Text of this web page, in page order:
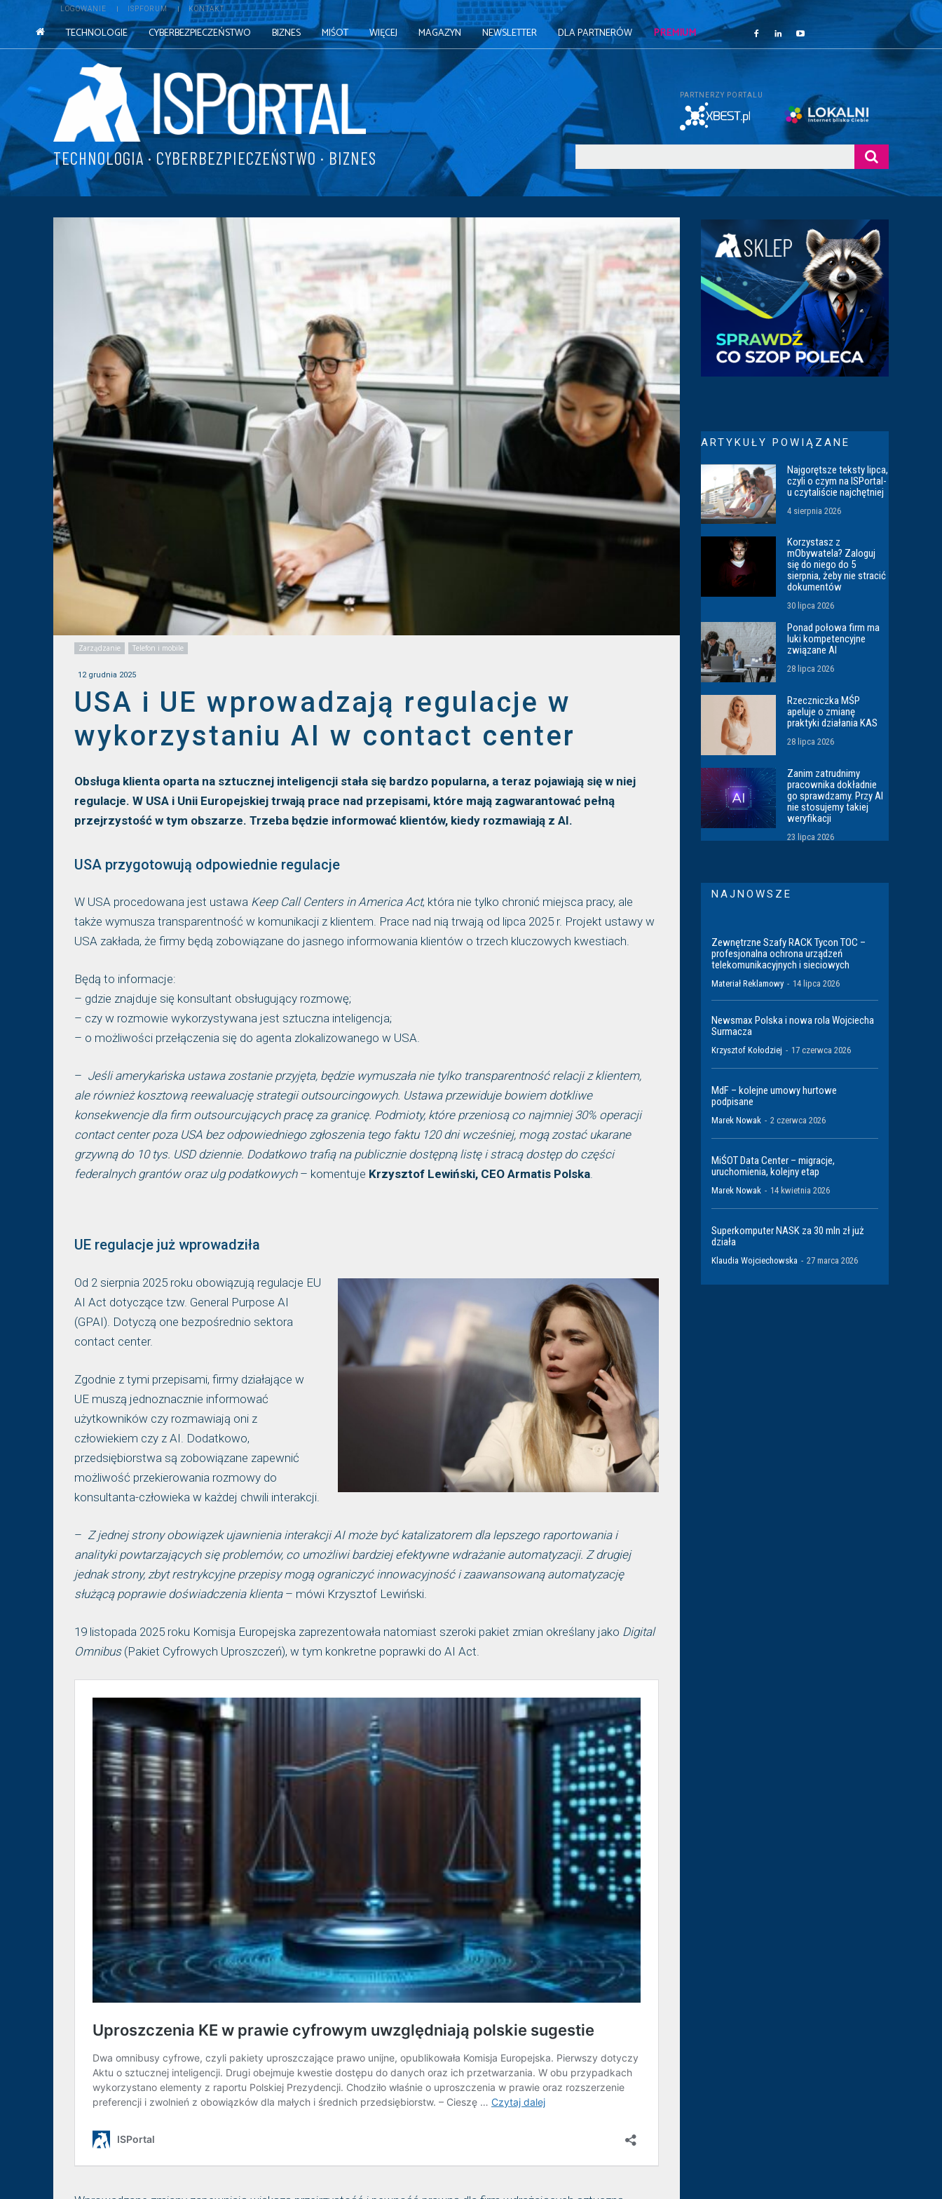
LOGOWANIE ISPFORUM KONTAKT
TECHNOLOGIE CYBERBEZPIECZEŃSTWO BIZNES MIŚOT WIĘCEJ MAGAZYN NEWSLETTER DLA PARTNERÓW PREMIUM
TECHNOLOGIA · CYBERBEZPIECZEŃSTWO · BIZNES
PARTNERZY PORTALU
Zarządzanie Telefon i mobile
12 grudnia 2025
USA i UE wprowadzają regulacje w
wykorzystaniu AI w contact center
Obsługa klienta oparta na sztucznej inteligencji stała się bardzo popularna, a teraz pojawiają się w niej
regulacje. W USA i Unii Europejskiej trwają prace nad przepisami, które mają zagwarantować pełną
przejrzystość w tym obszarze. Trzeba będzie informować klientów, kiedy rozmawiają z AI.
USA przygotowują odpowiednie regulacje
W USA procedowana jest ustawa Keep Call Centers in America Act, która nie tylko chronić miejsca pracy, ale
także wymusza transparentność w komunikacji z klientem. Prace nad nią trwają od lipca 2025 r. Projekt ustawy w
USA zakłada, że firmy będą zobowiązane do jasnego informowania klientów o trzech kluczowych kwestiach.
Będą to informacje:
– gdzie znajduje się konsultant obsługujący rozmowę;
– czy w rozmowie wykorzystywana jest sztuczna inteligencja;
– o możliwości przełączenia się do agenta zlokalizowanego w USA.
– Jeśli amerykańska ustawa zostanie przyjęta, będzie wymuszała nie tylko transparentność relacji z klientem,
ale również kosztową reewaluację strategii outsourcingowych. Ustawa przewiduje bowiem dotkliwe
konsekwencje dla firm outsourcujących pracę za granicę. Podmioty, które przeniosą co najmniej 30% operacji
contact center poza USA bez odpowiedniego zgłoszenia tego faktu 120 dni wcześniej, mogą zostać ukarane
grzywną do 10 tys. USD dziennie. Dodatkowo trafią na publicznie dostępną listę i stracą dostęp do części
federalnych grantów oraz ulg podatkowych– komentuje Krzysztof Lewiński, CEO Armatis Polska.
UE regulacje już wprowadziła
Od 2 sierpnia 2025 roku obowiązują regulacje EU
AI Act dotyczące tzw. General Purpose AI
(GPAI). Dotyczą one bezpośrednio sektora
contact center.
Zgodnie z tymi przepisami, firmy działające w
UE muszą jednoznacznie informować
użytkowników czy rozmawiają oni z
człowiekiem czy z AI. Dodatkowo,
przedsiębiorstwa są zobowiązane zapewnić
możliwość przekierowania rozmowy do
konsultanta-człowieka w każdej chwili interakcji.
– Z jednej strony obowiązek ujawnienia interakcji AI może być katalizatorem dla lepszego raportowania i
analityki powtarzających się problemów, co umożliwi bardziej efektywne wdrażanie automatyzacji. Z drugiej
jednak strony, zbyt restrykcyjne przepisy mogą ograniczyć innowacyjność i zaawansowaną automatyzację
służącą poprawie doświadczenia klienta– mówi Krzysztof Lewiński.
19 listopada 2025 roku Komisja Europejska zaprezentowała natomiast szeroki pakiet zmian określany jako Digital
Omnibus(Pakiet Cyfrowych Uproszczeń), w tym konkretne poprawki do AI Act.
ARTYKUŁY POWIĄZANE
Najgorętsze teksty lipca,
czyli o czym na ISPortal-
u czytaliście najchętniej
4 sierpnia 2026
Korzystasz z
mObywatela? Zaloguj
się do niego do 5
sierpnia, żeby nie stracić
dokumentów
30 lipca 2026
Ponad połowa firm ma
luki kompetencyjne
związane AI
28 lipca 2026
Rzeczniczka MŚP
apeluje o zmianę
praktyki działania KAS
28 lipca 2026
Zanim zatrudnimy
pracownika dokładnie
go sprawdzamy. Przy AI
nie stosujemy takiej
weryfikacji
23 lipca 2026
NAJNOWSZE
Zewnętrzne Szafy RACK Tycon TOC –
profesjonalna ochrona urządzeń
telekomunikacyjnych i sieciowych
Materiał Reklamowy - 14 lipca 2026
Newsmax Polska i nowa rola Wojciecha
Surmacza
Krzysztof Kołodziej - 17 czerwca 2026
MdF – kolejne umowy hurtowe
podpisane
Marek Nowak - 2 czerwca 2026
MiŚOT Data Center – migracje,
uruchomienia, kolejny etap
Marek Nowak - 14 kwietnia 2026
Superkomputer NASK za 30 mln zł już
działa
Klaudia Wojciechowska - 27 marca 2026